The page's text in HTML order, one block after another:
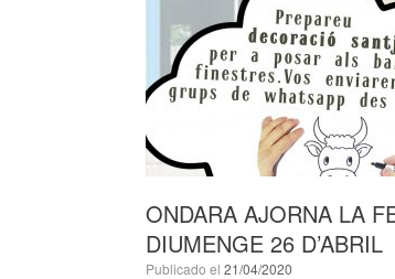
ONDARA AJORNA LA
DIUMENGE 26 D’ABRIL
Publicado el 21/04/2020